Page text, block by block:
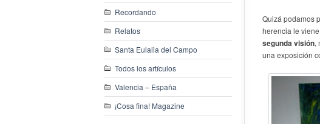
Recordando
Relatos
Santa Eulalia del Campo
Todos los artículos
Valencia – España
¡Cosa fina! Magazine
Quizá podamos
herencia le
segunda visión,
una exposición